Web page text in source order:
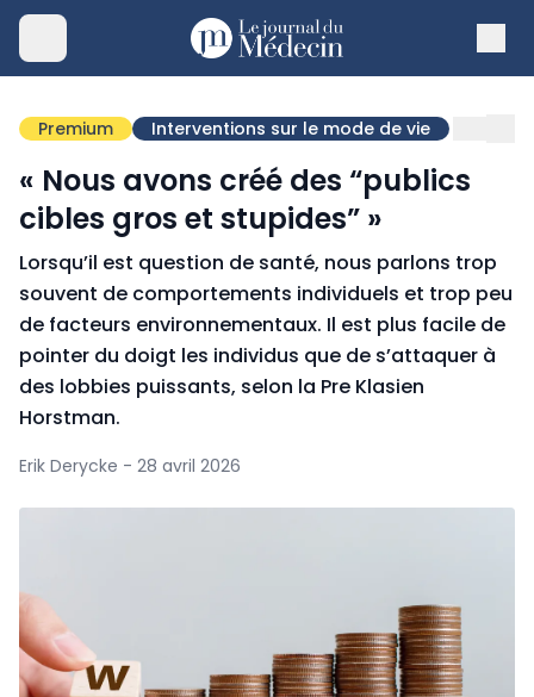
Premium Interventions sur le mode de vie
« Nous avons créé des “publics
cibles gros et stupides” »
Lorsqu’il est question de santé, nous parlons trop
souvent de comportements individuels et trop peu
de facteurs environnementaux. Il est plus facile de
pointer du doigt les individus que de s’attaquer à
des lobbies puissants, selon la Pre Klasien
Horstman.
Erik Derycke - 28 avril 2026